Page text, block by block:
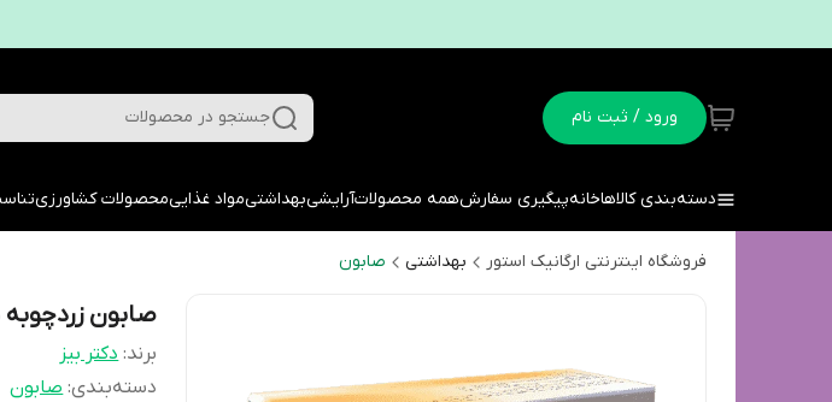
ورود / ثبت نام جستجو در محصولات
دسته‌بندی کالاهاخانهپیگیری سفارشهمه محصولاتآرایشیبهداشتیمواد غذاییمحصولات کشاورزی
فروشگاه اینترنتی ارگانیک استور بهداشتی صابون
صابون
برند: دکتر بیز
دسته‌بندی:صابون